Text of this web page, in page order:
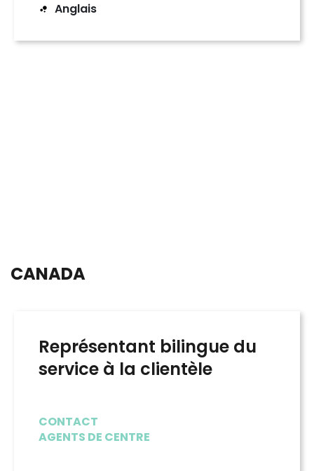
Anglais
CANADA
Représentant bilingue du
service à la clientèle
CONTACT
AGENTS DE CENTRE